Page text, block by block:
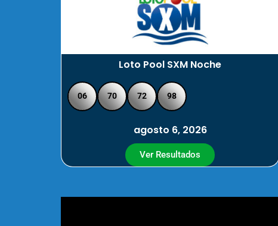
Loto Pool SXM Noche
06 70 72 98
agosto 6, 2026
Ver Resultados